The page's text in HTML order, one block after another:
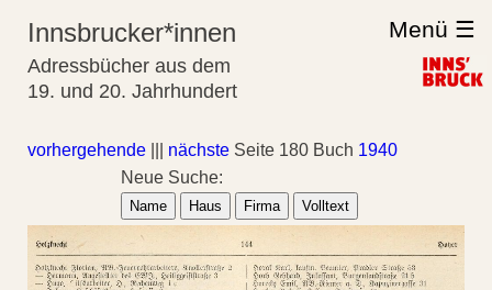
Innsbrucker*innen
Adressbücher aus dem
19. und 20. Jahrhundert
Menü ☰
vorhergehende nächste Seite 180 Buch 1940
Neue Suche:
Name Haus Firma Volltext